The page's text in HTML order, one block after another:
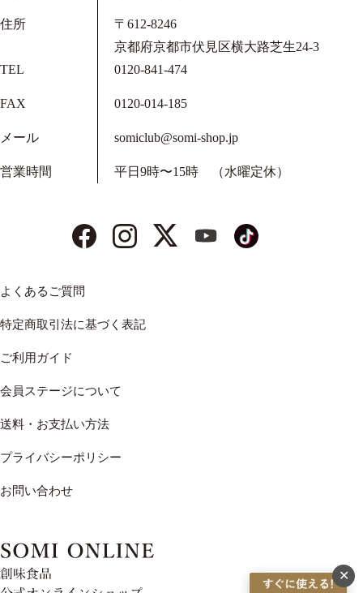
住所
〒612-8246
京都府京都市伏見区横大路芝生24-3
TEL
0120-841-474
FAX 0120-014-185
メール somiclub@somi-shop.jp
営業時間 平日9時〜15時 （水曜定休）
よくあるご質問
特定商取引法に基づく表記
ご利用ガイド
会員ステージについて
送料・お支払い方法
プライバシーポリシー
お問い合わせ
✕